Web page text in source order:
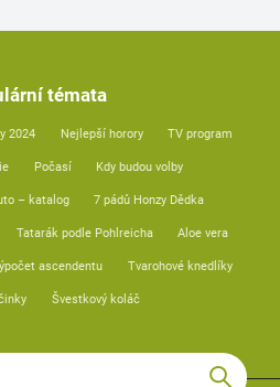
témata
2024 Nejlepší horory TV program
Počasí Kdy budou volby
– katalog 7 pádů Honzy Dědka
Tatarák podle Pohlreicha Aloe vera
ascendentu Tvarohové knedlíky
Švestkový koláč